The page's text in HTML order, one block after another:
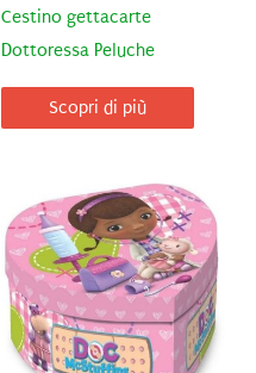
Cestino gettacarte
Dottoressa Peluche
Scopri di più